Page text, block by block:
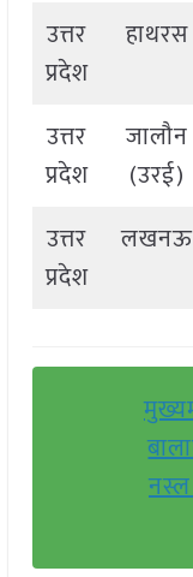
उत्तर
प्रदेश
हाथरस
उत्तर
प्रदेश
जालौन
(उरई)
उत्तर
प्रदेश
लखनऊ
नस्ल